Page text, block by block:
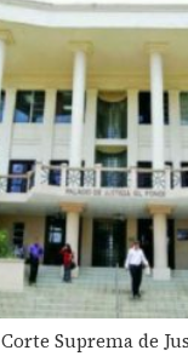
Corte Suprema de